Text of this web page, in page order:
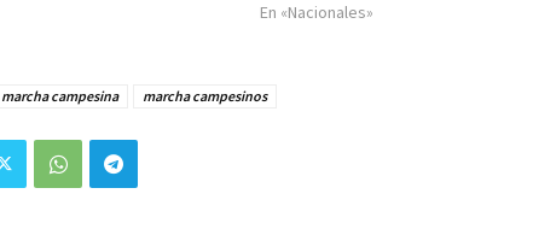
En «Nacionales»
marcha campesina marcha campesinos